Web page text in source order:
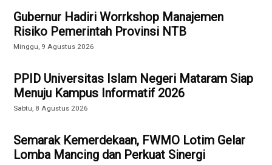
Gubernur Hadiri Worrkshop Manajemen
Risiko Pemerintah Provinsi NTB
Minggu, 9 Agustus 2026
PPID Universitas Islam Negeri Mataram Siap
Menuju Kampus Informatif 2026
Sabtu, 8 Agustus 2026
Semarak Kemerdekaan, FWMO Lotim Gelar
Lomba Mancing dan Perkuat Sinergi